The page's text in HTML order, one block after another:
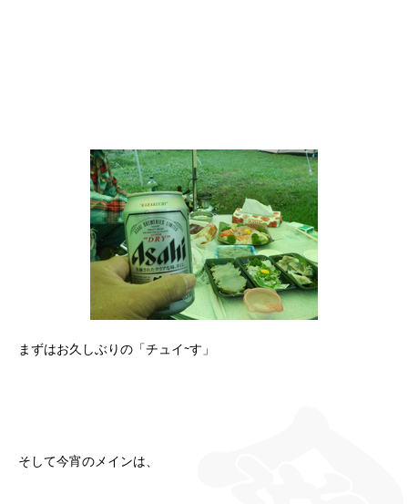
まずはお久しぶりの「チュイ~す」
そして今宵のメインは、